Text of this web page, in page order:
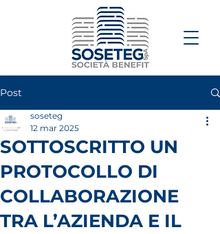
Post
SOTTOSCRITTO UN
PROTOCOLLO DI
COLLABORAZIONE
TRA L’AZIENDA E IL
soseteg
12 mar 2025